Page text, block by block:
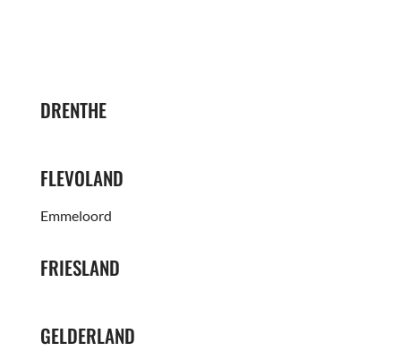
DRENTHE
FLEVOLAND
Emmeloord
FRIESLAND
GELDERLAND